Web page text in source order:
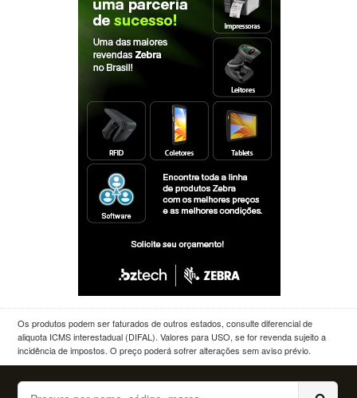
Os produtos podem ser faturados de outros estados, consulte diferencial de
aliquota ICMS interestadual (DIFAL). Valores para USO, se for revenda sujeito a
incidência de impostos. O preço poderá sofrer alterações sem aviso prévio.
Buscar